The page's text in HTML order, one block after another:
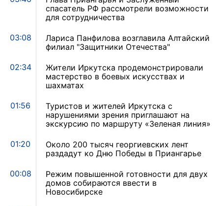
спасатель РФ рассмотрели возможности
для сотрудничества
03:08
Лариса Панфилова возглавила Алтайский
филиал "Защитники Отечества"
02:34
Жители Иркутска продемонстрировали
мастерство в боевых искусствах и
шахматах
01:56
Туристов и жителей Иркутска с
нарушениями зрения приглашают на
экскурсию по маршруту «Зеленая линия»
01:20
Около 200 тысяч георгиевских лент
раздадут ко Дню Победы в Приангарье
00:08
Режим повышенной готовности для двух
домов собираются ввести в
Новосибирске